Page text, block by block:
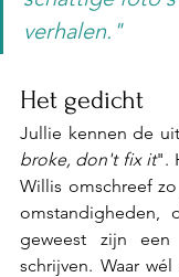
verhalen."
Het gedicht
Jullie kennen de
broke, don't fix it".
Willis omschreef
omstandigheden,
geweest zijn
schrijven. Waar